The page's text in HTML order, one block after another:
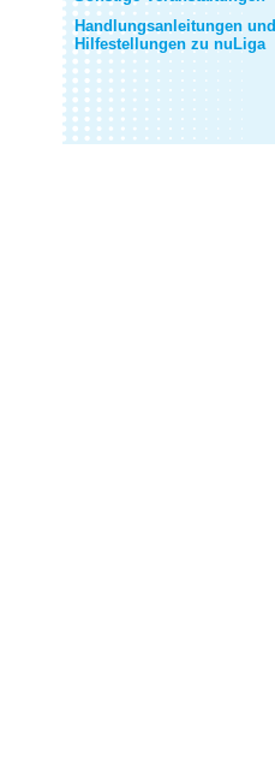
Handlungsanleitungen und
Hilfestellungen zu nuLiga